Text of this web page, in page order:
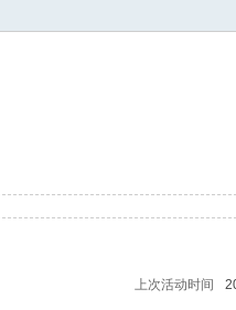
上次活动时间